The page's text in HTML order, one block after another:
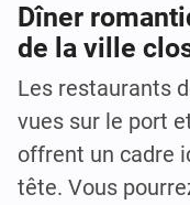
Dîner
de la ville
Les restaurants
vues sur le port
offrent un cadre
tête. Vous